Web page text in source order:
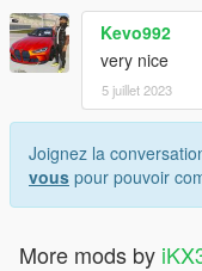
Kevo992
very nice
5 juillet 2023
Joignez la
vous pour pouvoir
More mods by